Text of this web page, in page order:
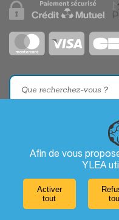
Laissez-
Afin de vous
YLEA
Activer
tout